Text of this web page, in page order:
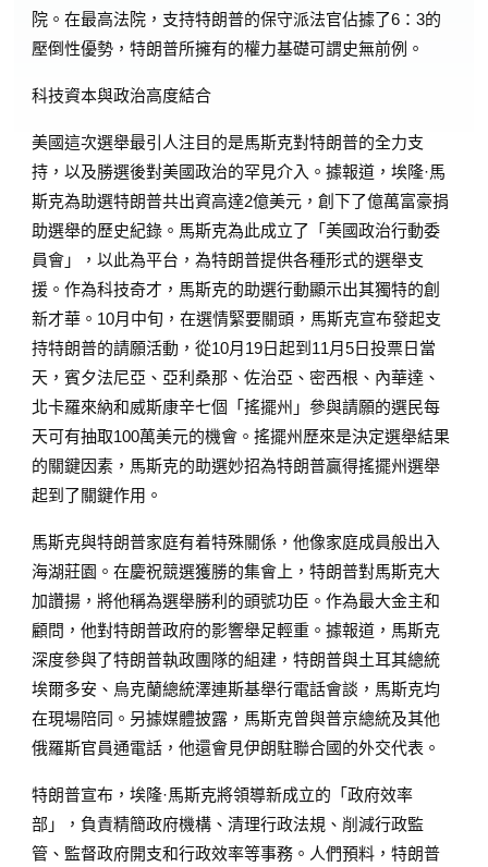
院。在最高法院，支持特朗普的保守派法官佔據了6：3的
壓倒性優勢，特朗普所擁有的權力基礎可謂史無前例。
科技資本與政治高度結合
美國這次選舉最引人注目的是馬斯克對特朗普的全力支
持，以及勝選後對美國政治的罕見介入。據報道，埃隆·馬
斯克為助選特朗普共出資高達2億美元，創下了億萬富豪捐
助選舉的歷史紀錄。馬斯克為此成立了「美國政治行動委
員會」，以此為平台，為特朗普提供各種形式的選舉支
援。作為科技奇才，馬斯克的助選行動顯示出其獨特的創
新才華。10月中旬，在選情緊要關頭，馬斯克宣布發起支
持特朗普的請願活動，從10月19日起到11月5日投票日當
天，賓夕法尼亞、亞利桑那、佐治亞、密西根、內華達、
北卡羅來納和威斯康辛七個「搖擺州」參與請願的選民每
天可有抽取100萬美元的機會。搖擺州歷來是決定選舉結果
的關鍵因素，馬斯克的助選妙招為特朗普贏得搖擺州選舉
起到了關鍵作用。
馬斯克與特朗普家庭有着特殊關係，他像家庭成員般出入
海湖莊園。在慶祝競選獲勝的集會上，特朗普對馬斯克大
加讚揚，將他稱為選舉勝利的頭號功臣。作為最大金主和
顧問，他對特朗普政府的影響舉足輕重。據報道，馬斯克
深度參與了特朗普執政團隊的組建，特朗普與土耳其總統
埃爾多安、烏克蘭總統澤連斯基舉行電話會談，馬斯克均
在現場陪同。另據媒體披露，馬斯克曾與普京總統及其他
俄羅斯官員通電話，他還會見伊朗駐聯合國的外交代表。
特朗普宣布，埃隆·馬斯克將領導新成立的「政府效率
部」，負責精簡政府機構、清理行政法規、削減行政監
管、監督政府開支和行政效率等事務。人們預料，特朗普